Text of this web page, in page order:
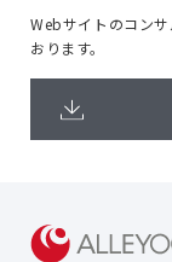
Webサイトのコン
おります。